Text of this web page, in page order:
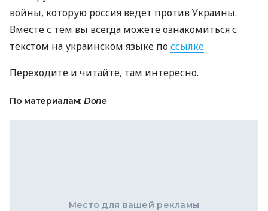
войны, которую россия ведет против Украины.
Вместе с тем вы всегда можете ознакомиться с
текстом на украинском языке поссылке.
Переходите и читайте, там интересно.
По материалам: Done
Место для вашей рекламы